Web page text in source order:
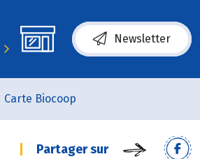
Newsletter
Carte Biocoop
Partager sur